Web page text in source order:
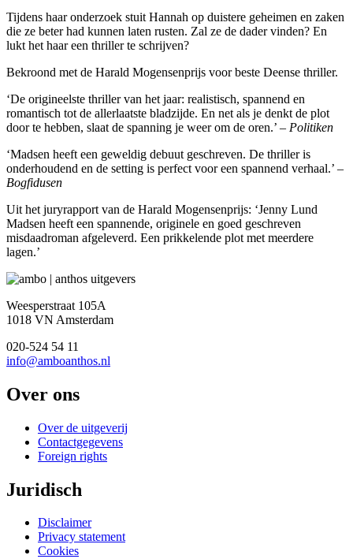
Tijdens haar onderzoek stuit Hannah op duistere geheimen en zaken
die ze beter had kunnen laten rusten. Zal ze de dader vinden? En
lukt het haar een thriller te schrijven?
Bekroond met de Harald Mogensenprijs voor beste Deense thriller.
‘De origineelste thriller van het jaar: realistisch, spannend en
romantisch tot de allerlaatste bladzijde. En net als je denkt de plot
door te hebben, slaat de spanning je weer om de oren.’ – Politiken
‘Madsen heeft een geweldig debuut geschreven. De thriller is
onderhoudend en de setting is perfect voor een spannend verhaal.’ –
Bogfidusen
Uit het juryrapport van de Harald Mogensenprijs: ‘Jenny Lund
Madsen heeft een spannende, originele en goed geschreven
misdaadroman afgeleverd. Een prikkelende plot met meerdere
lagen.’
Weesperstraat 105A
1018 VN Amsterdam
020-524 54 11
info@amboanthos.nl
Over ons
Over de uitgeverij
Contactgegevens
Foreign rights
Juridisch
Disclaimer
Privacy statement
Cookies